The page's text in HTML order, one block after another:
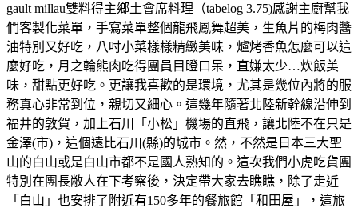
gault millau雙料得主鄉土會席料理（tabelog 3.75)感謝主廚幫我
們客製化菜單，手寫菜單整個龍飛鳳舞超美，生魚片的梅肉醬
油特別又好吃，八吋小菜樣樣精緻美味，爐烤香魚怎麼可以這
麼好吃，月之輪熊肉吃得團員目瞪口呆，直嫌太少…炊飯美
味，甜點更好吃。更讓我喜歡的是環境，尤其是幾位內將的服
務真心非常到位，親切又細心。這幾年隨著北陸新幹線沿伸到
福井的敦賀，加上石川「小松」機場的直飛，讓北陸不在只是
金澤(市)，這個遠比石川(縣)的城市。然，不然是日本三大聖
山的白山或是白山市都不是國人熟知的。這次我們小虎吃貨團
特別在團長敝人在下考察後，決定帶大家去瞧瞧，除了走近
「白山」也安排了附近有150多年的餐旅館「和田屋」，這旅